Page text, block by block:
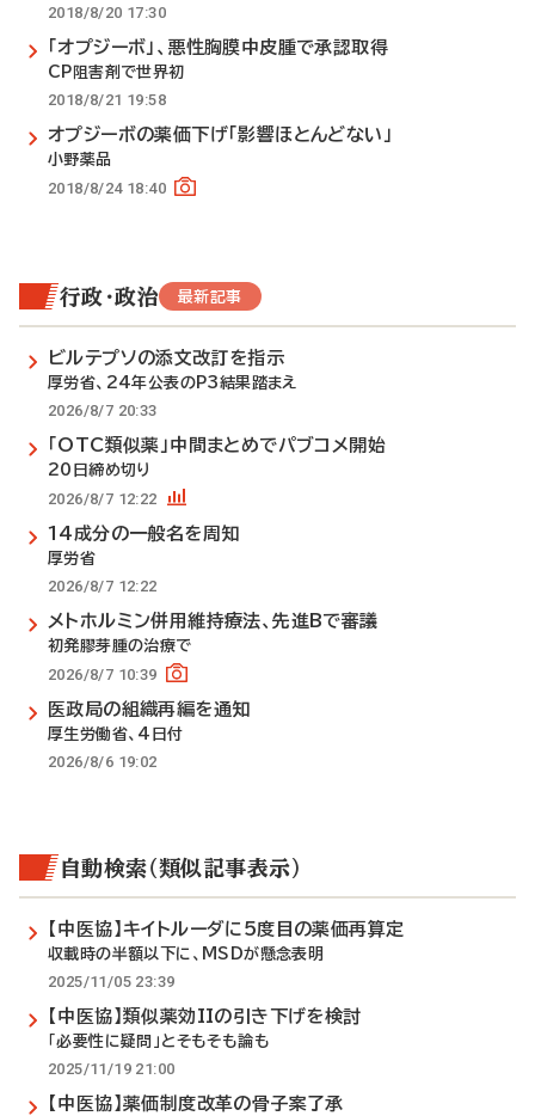
2018/8/20 17:30
「オプジーボ」、悪性胸膜中皮腫で承認取得
CP阻害剤で世界初
2018/8/21 19:58
オプジーボの薬価下げ「影響ほとんどない」
小野薬品
2018/8/24 18:40
行政・政治 最新記事
ビルテプソの添文改訂を指示
厚労省、24年公表のP3結果踏まえ
2026/8/7 20:33
「OTC類似薬」中間まとめでパブコメ開始
20日締め切り
2026/8/7 12:22
14成分の一般名を周知
厚労省
2026/8/7 12:22
メトホルミン併用維持療法、先進Bで審議
初発膠芽腫の治療で
2026/8/7 10:39
医政局の組織再編を通知
厚生労働省、4日付
2026/8/6 19:02
自動検索（類似記事表示）
【中医協】キイトルーダに5度目の薬価再算定
収載時の半額以下に、MSDが懸念表明
2025/11/05 23:39
【中医協】類似薬効IIの引き下げを検討
「必要性に疑問」とそもそも論も
2025/11/19 21:00
【中医協】薬価制度改革の骨子案了承